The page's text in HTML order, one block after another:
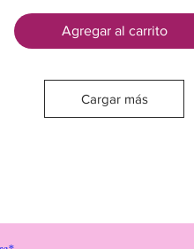
Agregar al carrito
Cargar más